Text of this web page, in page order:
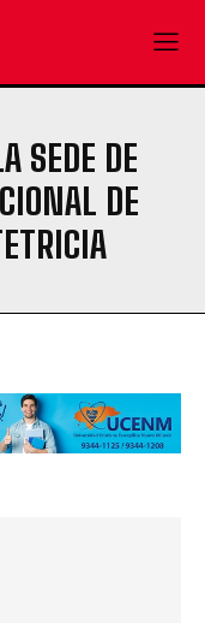
SEDE DE
DE